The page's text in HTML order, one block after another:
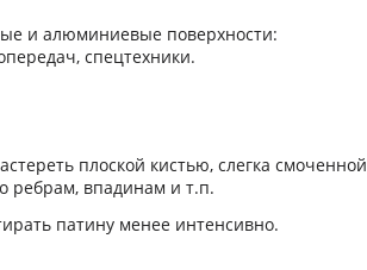
и алюминиевые поверхности:
спецтехники.
плоской кистью, слегка смоченной
ребрам, впадинам и т.п.
патину менее интенсивно.